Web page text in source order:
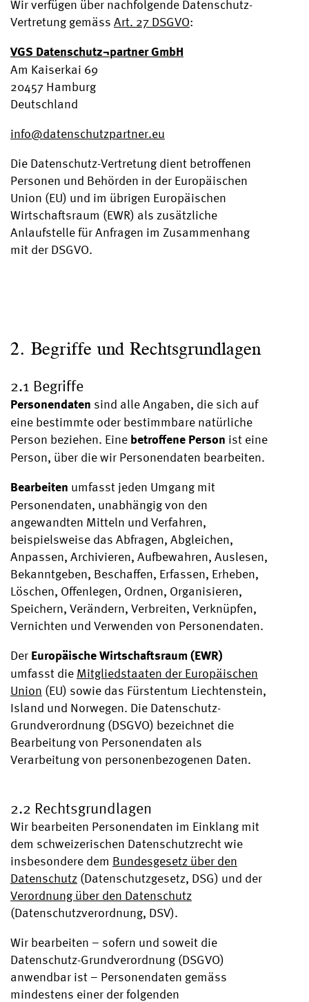
Wir verfügen über nachfolgende Datenschutz-
Vertretung gemäss Art. 27 DSGVO:
VGS Datenschutz¬partner GmbH
Am Kaiserkai 69
20457 Hamburg
Deutschland
info@datenschutzpartner.eu
Die Datenschutz-Vertretung dient betroffenen
Personen und Behörden in der Europäischen
Union (EU) und im übrigen Europäischen
Wirtschaftsraum (EWR) als zusätzliche
Anlaufstelle für Anfragen im Zusammenhang
mit der DSGVO.
2. Begriffe und Rechtsgrundlagen
2.1 Begriffe
Personendaten sind alle Angaben, die sich auf
eine bestimmte oder bestimmbare natürliche
Person beziehen. Eine betroffene Person ist eine
Person, über die wir Personendaten bearbeiten.
Bearbeiten umfasst jeden Umgang mit
Personendaten, unabhängig von den
angewandten Mitteln und Verfahren,
beispielsweise das Abfragen, Abgleichen,
Anpassen, Archivieren, Aufbewahren, Auslesen,
Bekanntgeben, Beschaffen, Erfassen, Erheben,
Löschen, Offenlegen, Ordnen, Organisieren,
Speichern, Verändern, Verbreiten, Verknüpfen,
Vernichten und Verwenden von Personendaten.
Der Europäische Wirtschaftsraum (EWR)
umfasst die Mitgliedstaaten der Europäischen
Union (EU) sowie das Fürstentum Liechtenstein,
Island und Norwegen. Die Datenschutz-
Grundverordnung (DSGVO) bezeichnet die
Bearbeitung von Personendaten als
Verarbeitung von personenbezogenen Daten.
2.2 Rechtsgrundlagen
Wir bearbeiten Personendaten im Einklang mit
dem schweizerischen Datenschutzrecht wie
insbesondere dem Bundesgesetz über den
Datenschutz (Datenschutzgesetz, DSG) und der
Verordnung über den Datenschutz
(Datenschutzverordnung, DSV).
Wir bearbeiten – sofern und soweit die
Datenschutz-Grundverordnung (DSGVO)
anwendbar ist – Personendaten gemäss
mindestens einer der folgenden